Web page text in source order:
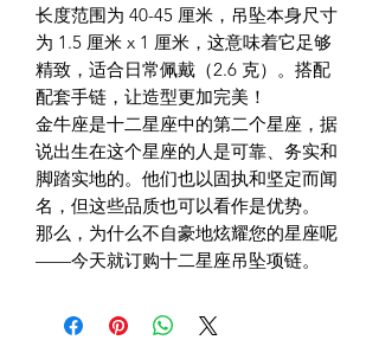
长度范围为 40-45 厘米，吊坠本身尺寸
为 1.5 厘米 x 1 厘米，这意味着它足够
精致，适合日常佩戴（2.6 克）。搭配
配套手链，让造型更加完美！
金牛座是十二星座中的第二个星座，据
说出生在这个星座的人是可靠、务实和
脚踏实地的。他们也以固执和坚定而闻
名，但这些品质也可以看作是优势。
那么，为什么不自豪地炫耀您的星座呢
——今天就订购十二星座吊坠项链。